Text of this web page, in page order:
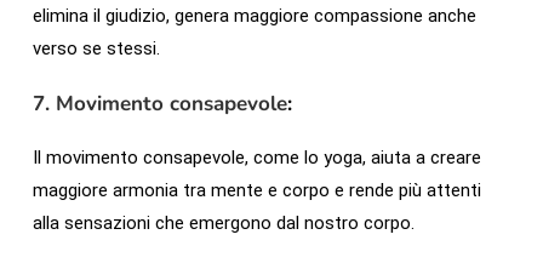
elimina il giudizio, genera maggiore compassione anche
verso se stessi.
7. Movimento consapevole:
Il movimento consapevole, come lo yoga, aiuta a creare
maggiore armonia tra mente e corpo e rende più attenti
alla sensazioni che emergono dal nostro corpo.